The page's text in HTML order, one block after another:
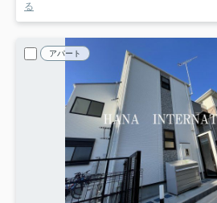
る
アパート